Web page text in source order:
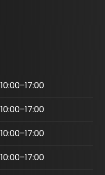
10:00–17:00
10:00–17:00
10:00–17:00
10:00–17:00